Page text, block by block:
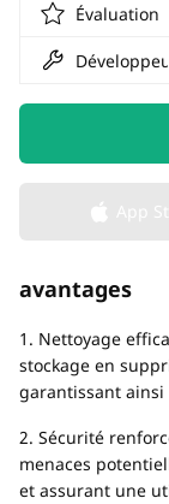
Évaluation
Développeur
avantages
1. Nettoyage
stockage en
garantissant
2. Sécurité
menaces
et assurant une